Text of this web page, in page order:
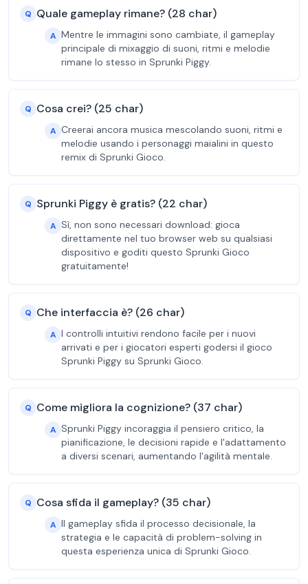
Q Quale gameplay rimane? (28 char)
A Mentre le immagini sono cambiate, il gameplay
principale di mixaggio di suoni, ritmi e melodie
rimane lo stesso in Sprunki Piggy.
Q Cosa crei? (25 char)
A Creerai ancora musica mescolando suoni, ritmi e
melodie usando i personaggi maialini in questo
remix di Sprunki Gioco.
Q Sprunki Piggy è gratis? (22 char)
A Sì, non sono necessari download: gioca
direttamente nel tuo browser web su qualsiasi
dispositivo e goditi questo Sprunki Gioco
gratuitamente!
Q Che interfaccia è? (26 char)
A I controlli intuitivi rendono facile per i nuovi
arrivati e per i giocatori esperti godersi il gioco
Sprunki Piggy su Sprunki Gioco.
Q Come migliora la cognizione? (37 char)
A Sprunki Piggy incoraggia il pensiero critico, la
pianificazione, le decisioni rapide e l'adattamento
a diversi scenari, aumentando l'agilità mentale.
Q Cosa sfida il gameplay? (35 char)
A Il gameplay sfida il processo decisionale, la
strategia e le capacità di problem-solving in
questa esperienza unica di Sprunki Gioco.